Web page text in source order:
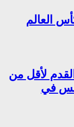
العالم
لأقل من
في